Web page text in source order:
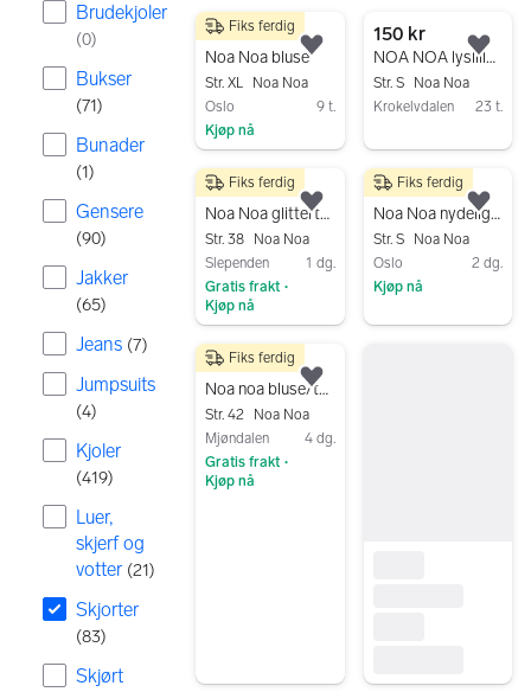
Brudekjoler
(0)
Bukser
(71)
Bunader
(1)
Gensere
(90)
Jakker
(65)
Jeans (7)
Jumpsuits
(4)
Kjoler
(419)
Luer,
skjerf og
votter (21)
Skjorter
(83)
Skjørt
83 resultater
120 kr
Noa Noa bluse
Str. XL
Noa Noa
Oslo
9 t.
Kjøp nå
Fiks ferdig
Legg til som favoritt.
150 kr
NOA NOA lyslilla bluse str S med rysjer i front -som ny
Str. S
Noa Noa
Krokelvdalen
23 t.
150 kr
Noa Noa glittertopp med tøff rygg str. 38/M ✨
Str. 38
Noa Noa
Slependen
1 dg.
Gratis frakt •
Kjøp nå
Fiks ferdig
Legg til som favoritt.
99 kr
Noa Noa nydelig shorts str 32
Str. S
Noa Noa
Oslo
2 dg.
Kjøp nå
Fiks ferdig
Gå til annonsen
200 kr
Noa noa bluse/tunika str42. Fri frakt
Str. 42
Noa Noa
Mjøndalen
4 dg.
Gratis frakt •
Kjøp nå
Fiks ferdig
Legg til som favoritt.